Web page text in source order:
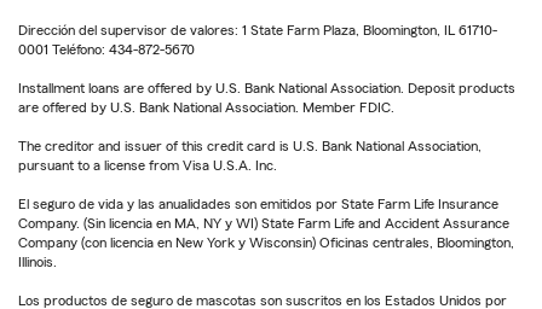
Dirección del supervisor de valores: 1 State Farm Plaza, Bloomington, IL 61710-
0001 Teléfono: 434-872-5670
Installment loans are offered by U.S. Bank National Association. Deposit products
are offered by U.S. Bank National Association. Member FDIC.
The creditor and issuer of this credit card is U.S. Bank National Association,
pursuant to a license from Visa U.S.A. Inc.
El seguro de vida y las anualidades son emitidos por State Farm Life Insurance
Company. (Sin licencia en MA, NY y WI) State Farm Life and Accident Assurance
Company (con licencia en New York y Wisconsin) Oficinas centrales, Bloomington,
Illinois.
Los productos de seguro de mascotas son suscritos en los Estados Unidos por